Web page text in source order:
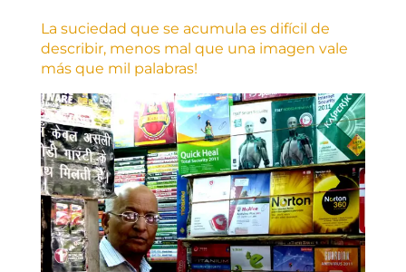
La suciedad que se acumula es difícil de
describir, menos mal que una imagen vale
más que mil palabras!